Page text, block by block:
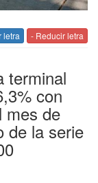
letra - Reducir letra
terminal
con
mes de
de la serie